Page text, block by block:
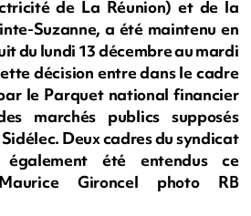
de La Réunion) et de la
Suzanne, a été maintenu en
du lundi 13 décembre au mardi
décision entre dans le cadre
le Parquet national financier
marchés publics supposés
Deux cadres du syndicat
également été entendus ce
Gironcel photo RB